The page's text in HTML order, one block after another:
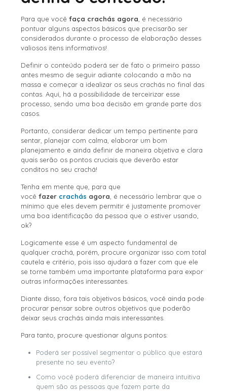
Para que você faça crachás agora , é necessário
pontuar alguns aspectos básicos que precisarão ser
considerados durante o processo de elaboração desses
valiosos itens informativos!
Definir o conteúdo poderá ser de fato o primeiro passo
antes mesmo de seguir adiante colocando a mão na
massa e começar a idealizar os seus crachás no final das
contas. Aqui, há a possibilidade de terceirizar esse
processo, sendo uma boa decisão em grande parte dos
casos.
Portanto, considerar dedicar um tempo pertinente para
sentar, planejar com calma, elaborar um bom
planejamento e ainda definir de maneira objetiva e clara
quais serão os pontos cruciais que deverão estar
conditos no seu crachá!
Tenha em mente que, para que
você fazer crachás agora , é necessário lembrar que o
mínimo que eles devem permitir é justamente promover
uma boa identificação da pessoa que o estiver usando,
ok?
Logicamente esse é um aspecto fundamental de
qualquer crachá, porém, procure organizar isso com total
cautela e critério, pois isso ajudará a fazer com que ele
se torne também uma importante plataforma para expor
outras informações interessantes.
Diante disso, fora tais objetivos básicos, você ainda pode
procurar pensar sobre outros objetivos que poderão
deixar seus crachás ainda mais interessantes.
Para tanto, procure questionar alguns pontos:
Poderá ser possível segmentar o público que estará
presente no seu evento?
Como você poderá diferenciar de maneira intuitiva
quem são as pessoas que fazem parte da